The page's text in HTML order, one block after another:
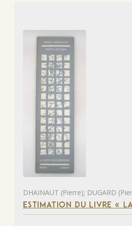
DHAINAUT (Pierre); DUGARD
ESTIMATION DU LIVRE «